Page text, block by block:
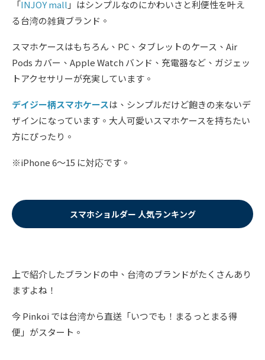
「INJOY mall 」はシンプルなのにかわいさと利便性を叶え
る台湾の雑貨ブランド。
スマホケースはもちろん、PC、タブレットのケース、Air
Pods カバー、Apple Watch バンド、充電器など、ガジェッ
トアクセサリーが充実しています。
デイジー柄スマホケースは、シンプルだけど飽きの来ないデ
ザインになっています。大人可愛いスマホケースを持ちたい
方にぴったり。
※iPhone 6〜15 に対応です。
スマホショルダー 人気ランキング
上で紹介したブランドの中、台湾のブランドがたくさんあり
ますよね！
今 Pinkoi では台湾から直送「いつでも！まるっとまる得
便」がスタート。